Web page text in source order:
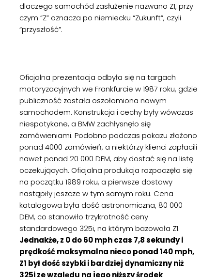
dlaczego samochód zasłużenie nazwano Z1, przy
czym “Z” oznacza po niemiecku “Zukunft”, czyli
“przyszłość”.
Oficjalna prezentacja odbyła się na targach
motoryzacyjnych we Frankfurcie w 1987 roku, gdzie
publiczność została oszołomiona nowym
samochodem. Konstrukcja i cechy były wówczas
niespotykane, a BMW zachłysnęło się
zamówieniami. Podobno podczas pokazu złożono
ponad 4000 zamówień, a niektórzy klienci zapłacili
nawet ponad 20 000 DEM, aby dostać się na listę
oczekujących. Oficjalna produkcja rozpoczęła się
na początku 1989 roku, a pierwsze dostawy
nastąpiły jeszcze w tym samym roku. Cena
katalogowa była dość astronomiczna, 80 000
DEM, co stanowiło trzykrotność ceny
standardowego 325i, na którym bazowała Z1.
Jednakże, z 0 do 60 mph czas 7,8 sekundy i
prędkość maksymalna nieco ponad 140 mph,
Z1 był dość szybki i bardziej dynamiczny niż
325i ze względu na jego niższy środek